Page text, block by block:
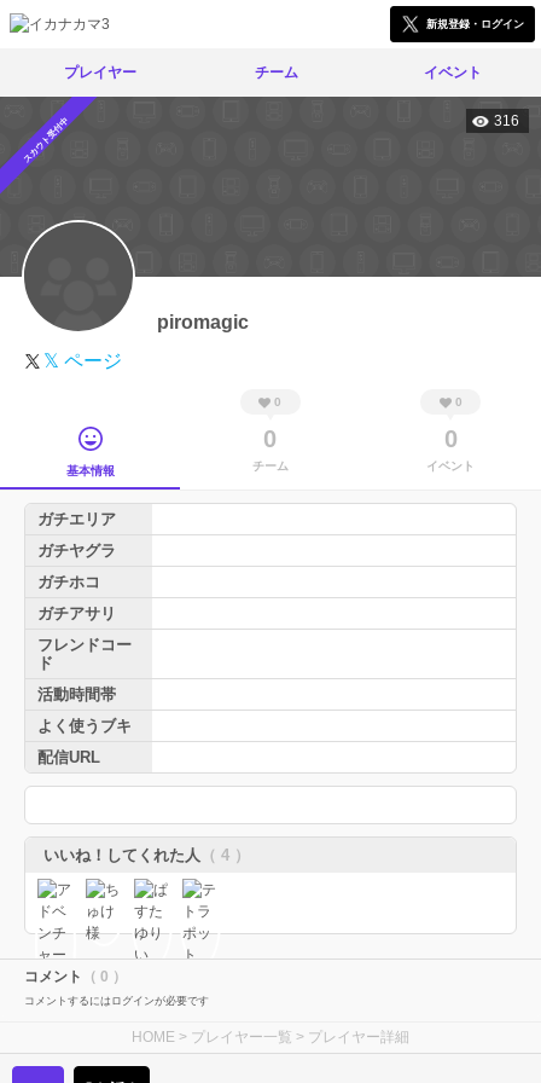
新規登録・ログイン
プレイヤー チーム イベント
スカウト受付中 316
piromagic
𝕏 ページ
基本情報
0
0
チーム
0
0
イベント
ガチエリア
ガチヤグラ
ガチホコ
ガチアサリ
フレンドコー
ド
活動時間帯
よく使うブキ
配信URL
いいね！してくれた人 （ 4 ）
コメント （ 0 ）
コメントするにはログインが必要です
HOME > プレイヤー一覧 > プレイヤー詳細